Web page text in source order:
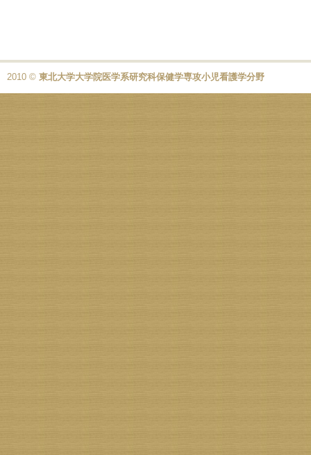
2010 © 東北大学大学院医学系研究科保健学専攻小児看護学分野